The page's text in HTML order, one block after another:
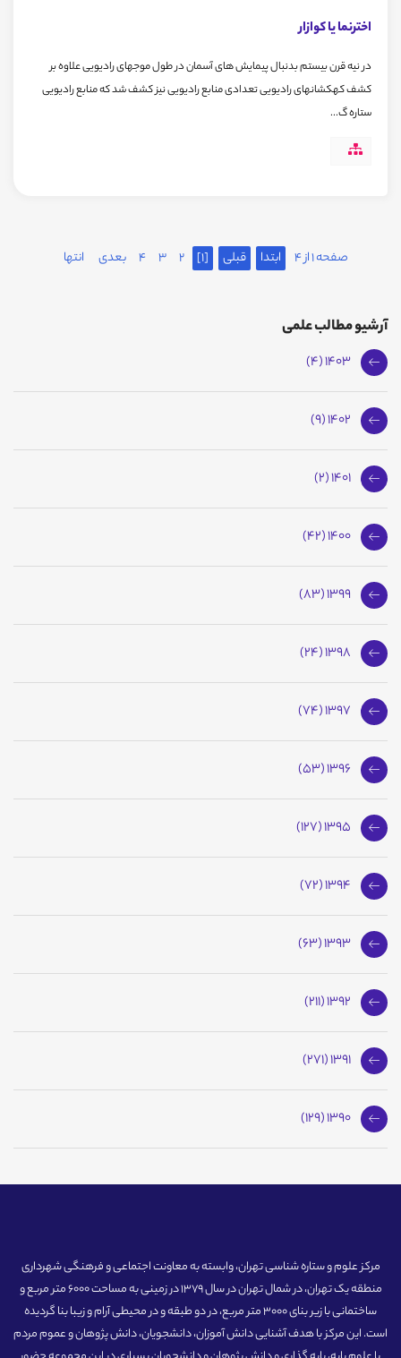
اخترنما یا کوازار
در نیه قرن بیستم بدنبال پیمایش های آسمان در طول موجهای رادیویی علاوه بر
کشف کهکشانهای رادیویی تعدادی منابع رادیویی نیز کشف شد که منابع رادیویی
ستاره گ...
صفحه 1 از 4 ابتدا قبلی [1]
2
3
4 بعدی انتها
آرشیو مطالب علمی
1403 (4)
1402 (9)
1401 (2)
1400 (42)
1399 (83)
1398 (24)
1397 (74)
1396 (53)
1395 (127)
1394 (72)
1393 (63)
1392 (211)
1391 (271)
1390 (129)
مرکز علوم و ستاره شناسی تهران، وابسته به معاونت اجتماعی و فرهنگی شهرداری
منطقه یک تهران، در شمال تهران در سال 1379 در زمینی به مساحت 6000 متر مربع و
ساختمانی با زیر بنای 3000 متر مربع، در دو طبقه و در محیطی آرام و زیبا بنا گردیده
است. این مرکز با هدف آشنایی دانش آموزان، دانشجویان، دانش پژوهان و عموم مردم